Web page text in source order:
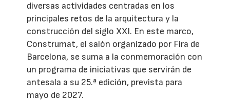
diversas actividades centradas en los
principales retos de la arquitectura y la
construcción del siglo XXI. En este marco,
Construmat, el salón organizado por Fira de
Barcelona, se suma a la conmemoración con
un programa de iniciativas que servirán de
antesala a su 25.ª edición, prevista para
mayo de 2027.